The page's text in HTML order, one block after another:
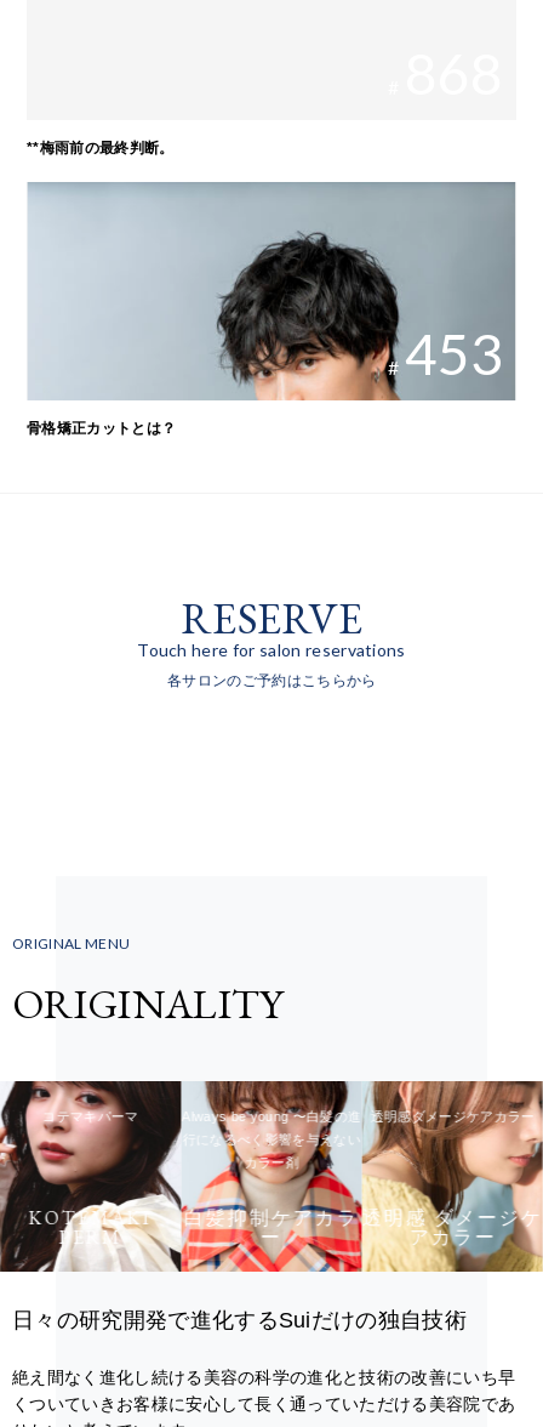
**梅雨前の最終判断。
# 453
骨格矯正カットとは？
RESERVE
Touch here for salon reservations
各サロンのご予約はこちらから
ORIGINAL MENU
ORIGINALITY
コテマキパーマ
KOTEMAKI
PERM
Always be young 〜白髪の進
行になるべく影響を与えない
カラー剤
白髪抑制ケアカラ
ー
透明感ダメージケアカラー
透明感 ダメージケ
アカラー
日々の研究開発で進化するSuiだけの独自技術
絶え間なく進化し続ける美容の科学の進化と技術の改善にいち早
くついていきお客様に安心して長く通っていただける美容院であ